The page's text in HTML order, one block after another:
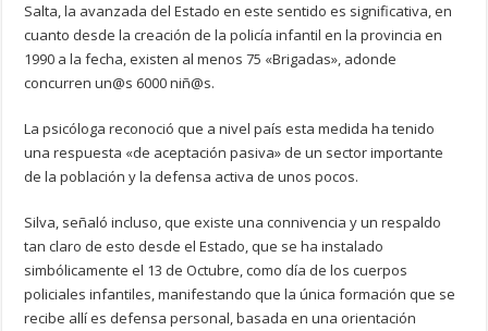
Salta, la avanzada del Estado en este sentido es significativa, en
cuanto desde la creación de la policía infantil en la provincia en
1990 a la fecha, existen al menos 75 «Brigadas», adonde
concurren un@s 6000 niñ@s.
La psicóloga reconoció que a nivel país esta medida ha tenido
una respuesta «de aceptación pasiva» de un sector importante
de la población y la defensa activa de unos pocos.
Silva, señaló incluso, que existe una connivencia y un respaldo
tan claro de esto desde el Estado, que se ha instalado
simbólicamente el 13 de Octubre, como día de los cuerpos
policiales infantiles, manifestando que la única formación que se
recibe allí es defensa personal, basada en una orientación